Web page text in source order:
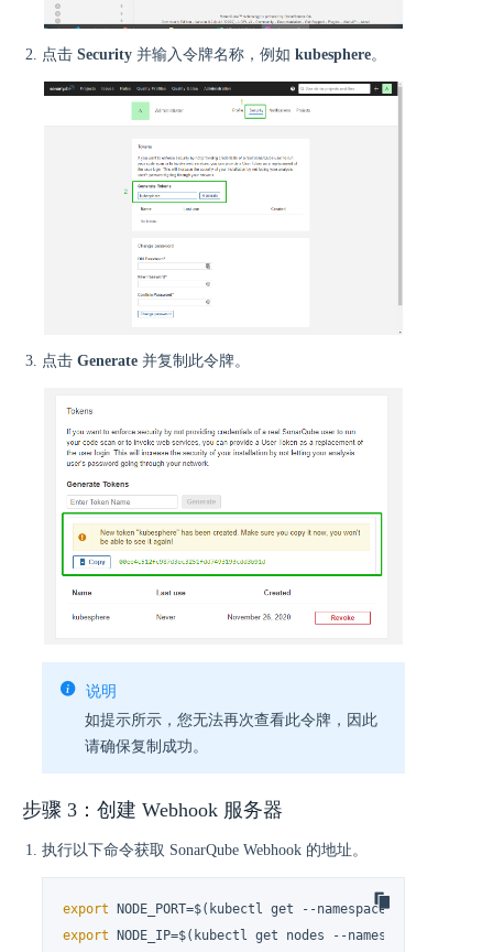
点击 Security 并输入令牌名称，例如 kubesphere。
点击 Generate 并复制此令牌。
说明
如提示所示，您无法再次查看此令牌，因此
请确保复制成功。
步骤 3：创建 Webhook 服务器
执行以下命令获取 SonarQube Webhook 的地址。
export NODE_PORT=$(kubectl get --namespace
export NODE_IP=$(kubectl get nodes --namespace